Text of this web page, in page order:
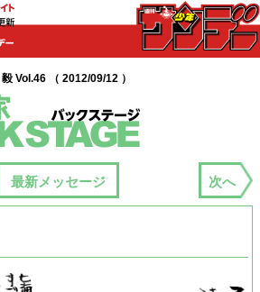
WEBサンデー
Vol.46 （ 2012/09/12 ）
ジ
最新メッセージ 次へ